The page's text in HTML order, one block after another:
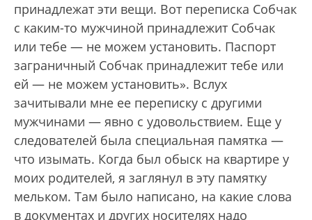
принадлежат эти вещи. Вот переписка Собчак
с каким-то мужчиной принадлежит Собчак
или тебе — не можем установить. Паспорт
заграничный Собчак принадлежит тебе или
ей — не можем установить». Вслух
зачитывали мне ее переписку с другими
мужчинами — явно с удовольствием. Еще у
следователей была специальная памятка —
что изымать. Когда был обыск на квартире у
моих родителей, я заглянул в эту памятку
мельком. Там было написано, на какие слова
в документах и других носителях надо